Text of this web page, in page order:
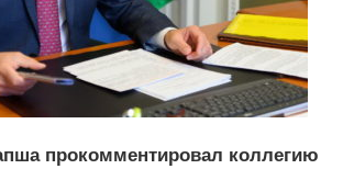
прокомментировал коллегию